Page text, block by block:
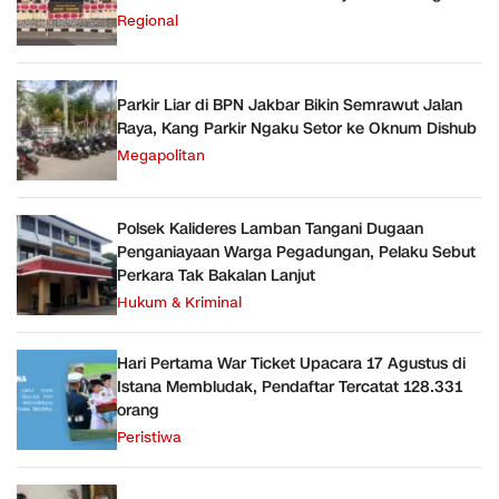
Regional
Parkir Liar di BPN Jakbar Bikin Semrawut Jalan
Raya, Kang Parkir Ngaku Setor ke Oknum Dishub
Megapolitan
Polsek Kalideres Lamban Tangani Dugaan
Penganiayaan Warga Pegadungan, Pelaku Sebut
Perkara Tak Bakalan Lanjut
Hukum & Kriminal
Hari Pertama War Ticket Upacara 17 Agustus di
Istana Membludak, Pendaftar Tercatat 128.331
orang
Peristiwa